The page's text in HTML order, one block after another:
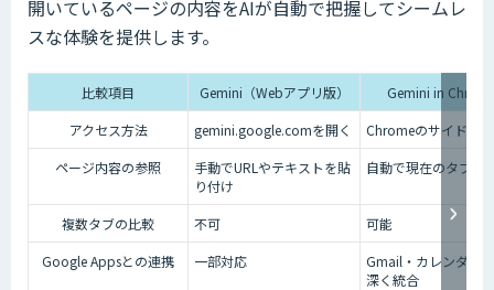
開いているページの内容をAIが自動で把握してシームレ
スな体験を提供します。
比較項目 Gemini（Webアプリ版）
Gemini in
アクセス方法
gemini.google.comを開く
Chromeのサイドパ
ページ内容の参照
手動でURLやテキストを貼
り付け
自動で現在のタブを
複数タブの比較 不可
可能
Google Appsとの連携
一部対応
Gmail・カレンダー
深く統合